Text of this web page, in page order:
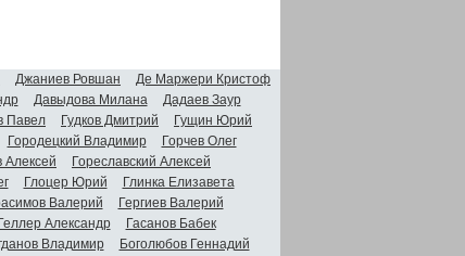
Джаниев Ровшан
Де Маржери Кристоф
Давыдова Милана
Дадаев Заур
Павел Гудков Дмитрий
Гущин Юрий
Городецкий Владимир
Горчев Олег
Алексей
Гореславский Алексей
Глоцер Юрий
Глинка Елизавета
Валерий
Гергиев Валерий
Геллер Александр
Гасанов Бабек
Владимир
Боголюбов Геннадий